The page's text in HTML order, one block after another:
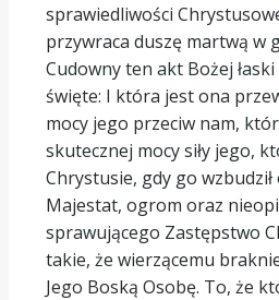
sprawiedliwości
przywraca duszę martwą w
Cudowny ten akt Bożej
święte: I która jest ona
mocy jego przeciw nam,
skutecznej mocy siły jego,
Chrystusie, gdy go wzbudził
Majestat, ogrom oraz
sprawującego Zastępstwo
takie, że wierzącemu
Jego Boską Osobę. To, że